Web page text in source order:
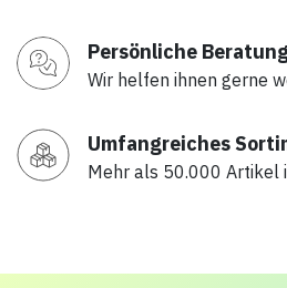
Persönliche
Wir helfen ihnen gerne
Umfangreiches
Mehr als 50.000 Artikel